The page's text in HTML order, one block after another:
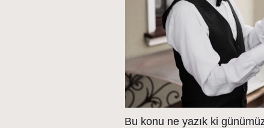
Bu konu ne yazık ki